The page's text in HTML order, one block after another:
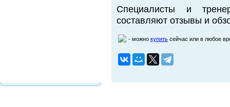
Специалисты и
составляют отзывы и
- можно купить сейчас или в любое